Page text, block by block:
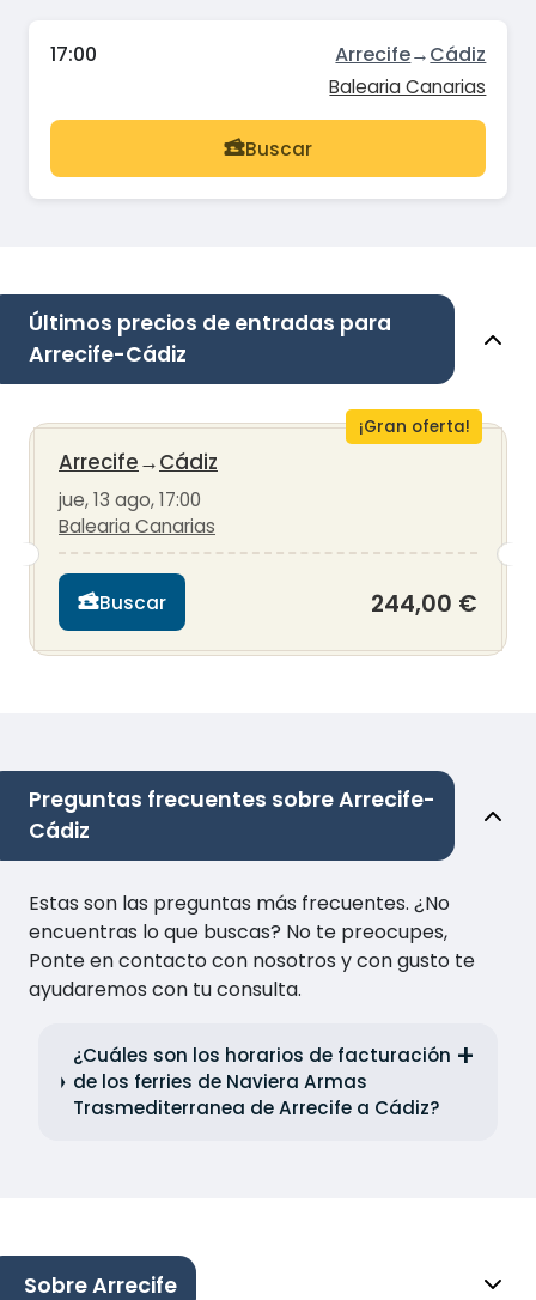
17:00 Arrecife→Cádiz
Balearia Canarias
Buscar
Últimos precios de entradas para
Arrecife-Cádiz
¡Gran oferta!
Arrecife→Cádiz
jue, 13 ago, 17:00
Balearia Canarias
Buscar 244,00 €
Preguntas frecuentes sobre Arrecife-
Cádiz
Estas son las preguntas más frecuentes. ¿No
encuentras lo que buscas? No te preocupes,
Ponte en contacto con nosotros y con gusto te
ayudaremos con tu consulta.
¿Cuáles son los horarios de facturación
de los ferries de Naviera Armas
Trasmediterranea de Arrecife a Cádiz?
Sobre Arrecife